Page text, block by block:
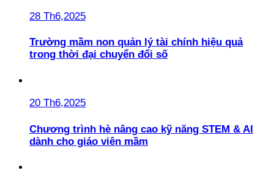
28 Th6,2025
Trường mầm non quản lý tài chính hiệu quả
trong thời đại chuyển đổi số
20 Th6,2025
Chương trình hè nâng cao kỹ năng STEM & AI
dành cho giáo viên mầm